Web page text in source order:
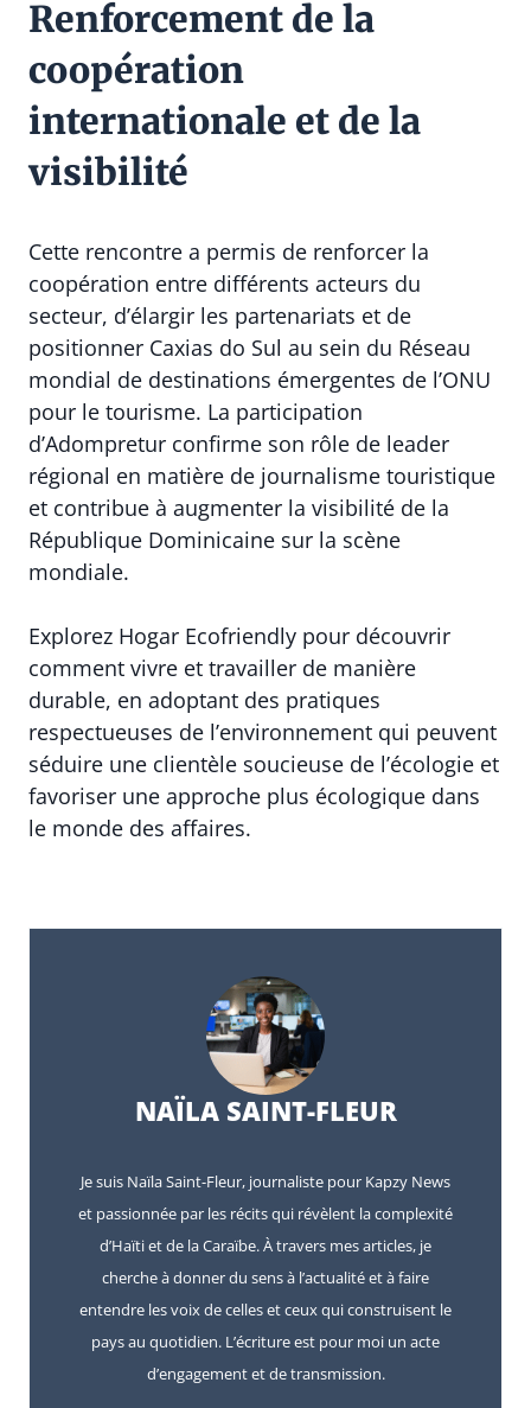
Renforcement de la
coopération
internationale et de la
visibilité
Cette rencontre a permis de renforcer la
coopération entre différents acteurs du
secteur, d’élargir les partenariats et de
positionner Caxias do Sul au sein du Réseau
mondial de destinations émergentes de l’ONU
pour le tourisme. La participation
d’Adompretur confirme son rôle de leader
régional en matière de journalisme touristique
et contribue à augmenter la visibilité de la
République Dominicaine sur la scène
mondiale.
Explorez Hogar Ecofriendly pour découvrir
comment vivre et travailler de manière
durable, en adoptant des pratiques
respectueuses de l’environnement qui peuvent
séduire une clientèle soucieuse de l’écologie et
favoriser une approche plus écologique dans
le monde des affaires.
NAÏLA SAINT-FLEUR
Je suis Naïla Saint-Fleur, journaliste pour Kapzy News
et passionnée par les récits qui révèlent la complexité
d’Haïti et de la Caraïbe. À travers mes articles, je
cherche à donner du sens à l’actualité et à faire
entendre les voix de celles et ceux qui construisent le
pays au quotidien. L’écriture est pour moi un acte
d’engagement et de transmission.